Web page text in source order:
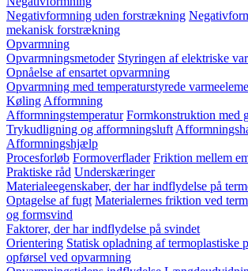
Negativformning uden forstrækning
mekanisk forstrækning
Opvarmning
Opvarmningsmetoder Styringen af elektriske
Opnåelse af ensartet opvarmning
Opvarmning med temperaturstyrede
Køling Afformning
Afformningstemperatur Formkonstruktion med
Trykudligning og afformningsluft
Afformningshjælp
Procesforløb Formoverflader Friktion mellem
Praktiske råd Underskæringer
Materialeegenskaber, der har indflydelse på
Optagelse af fugt Materialernes friktion ved
og formsvind
Faktorer, der har indflydelse på svindet
Orientering Statisk opladning af termoplastiske
opførsel ved opvarmning